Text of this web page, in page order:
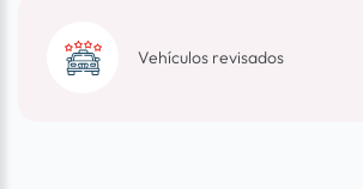
Vehículos revisados